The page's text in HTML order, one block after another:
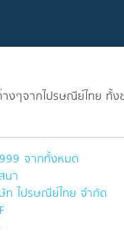
งๆจากไปรษณีย์ไทย
จากทั้งหมด
นา
ท ไปรษณีย์ไทย จำกัด